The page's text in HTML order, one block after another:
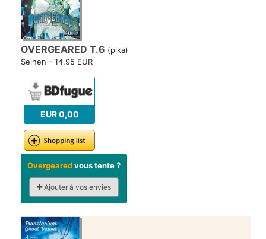
OVERGEARED T.6 (pika)
Seinen - 14,95 EUR
EUR 0,00
Overgearedvous tente ?
Ajouter à vos envies